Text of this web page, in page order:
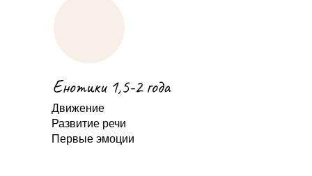
Енотики 1,5-2 года
Движение
Развитие речи
Первые эмоции